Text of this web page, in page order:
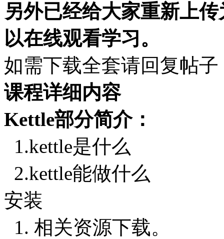
另外已经给大家重新上
以在线观看学习。
如需下载全套请回复帖子
课程详细内容
Kettle部分简介：
1.kettle是什么
2.kettle能做什么
安装
1. 相关资源下载。